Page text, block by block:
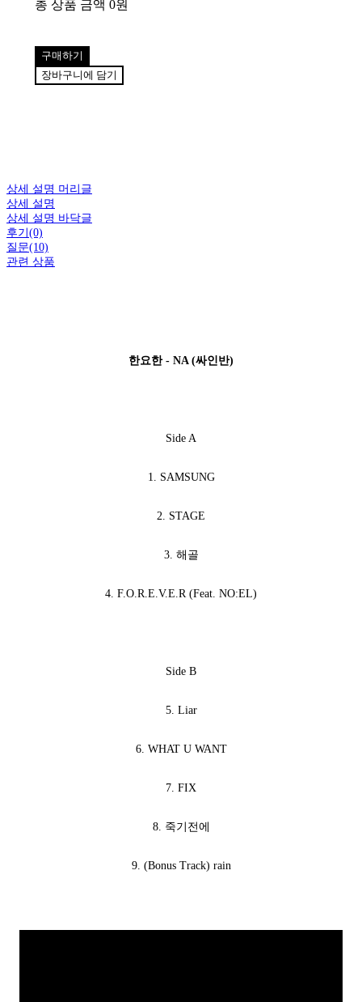
총 상품 금액 0원
구매하기
장바구니에 담기
상세 설명 머리글
상세 설명
상세 설명 바닥글
후기(0)
질문(10)
관련 상품
한요한 - NA (싸인반)
Side A
1. SAMSUNG
2. STAGE
3. 해골
4. F.O.R.E.V.E.R (Feat. NO:EL)
Side B
5. Liar
6. WHAT U WANT
7. FIX
8. 죽기전에
9. (Bonus Track) rain